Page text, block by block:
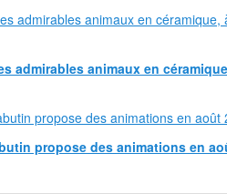
admirables animaux en
propose des animations en